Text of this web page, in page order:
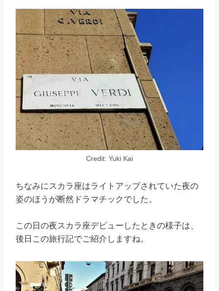
Credit: Yuki Kai
ちなみにスカラ座はライトアップされていた夜の
姿のほうが断然ドラマチックでした。
この日の夜スカラ座デビューしたときの様子は、
後日この旅行記でご紹介しますね。